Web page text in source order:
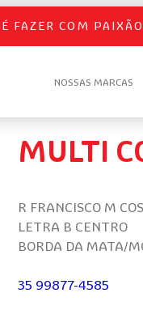
FAZER COM PAIXÃO
NOSSAS MARCAS
MULTI
R FRANCISCO M
LETRA B CENTRO
BORDA DA MATA/
35 99877-4585